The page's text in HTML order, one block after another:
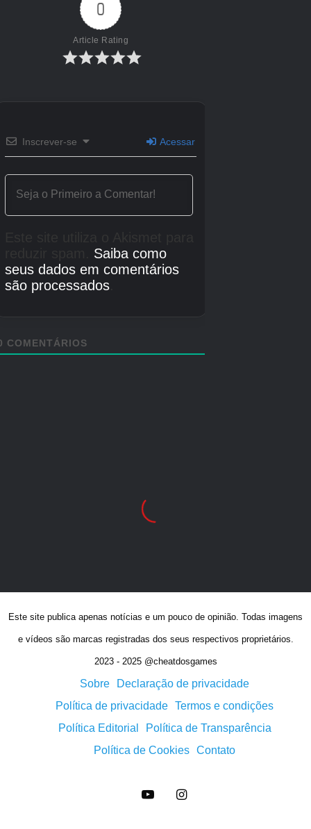
Este site publica apenas notícias e um pouco de opinião. Todas imagens
e vídeos são marcas registradas dos seus respectivos proprietários.
2023 - 2025 @cheatdosgames
Sobre
Declaração de privacidade
Política de privacidade Termos e condições
Política Editorial
Política de Transparência
Política de Cookies Contato
YouTubeInstagram